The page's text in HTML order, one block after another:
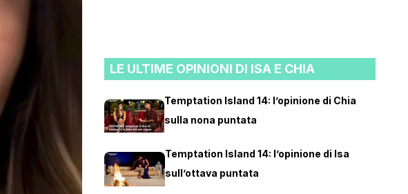
LE ULTIME OPINIONI DI ISA E CHIA
Temptation Island 14: l’opinione di Chia
sulla nona puntata
Temptation Island 14: l’opinione di Isa
sull’ottava puntata